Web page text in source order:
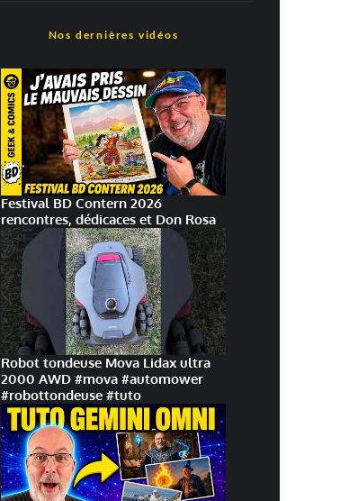
Nos dernières vidéos
Festival BD Contern 2026
rencontres, dédicaces et Don Rosa
Robot tondeuse Mova Lidax ultra
2000 AWD #mova #automower
#robottondeuse #tuto